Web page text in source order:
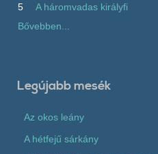
5
A háromvadas királyfi
Bővebben...
Legújabb mesék
Az okos leány
A hétfejű sárkány